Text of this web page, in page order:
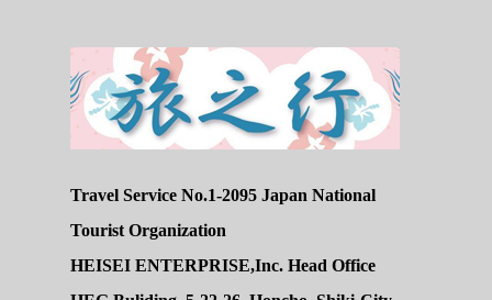
Travel Service No.1-2095 Japan National
Tourist Organization
HEISEI ENTERPRISE,Inc. Head Office